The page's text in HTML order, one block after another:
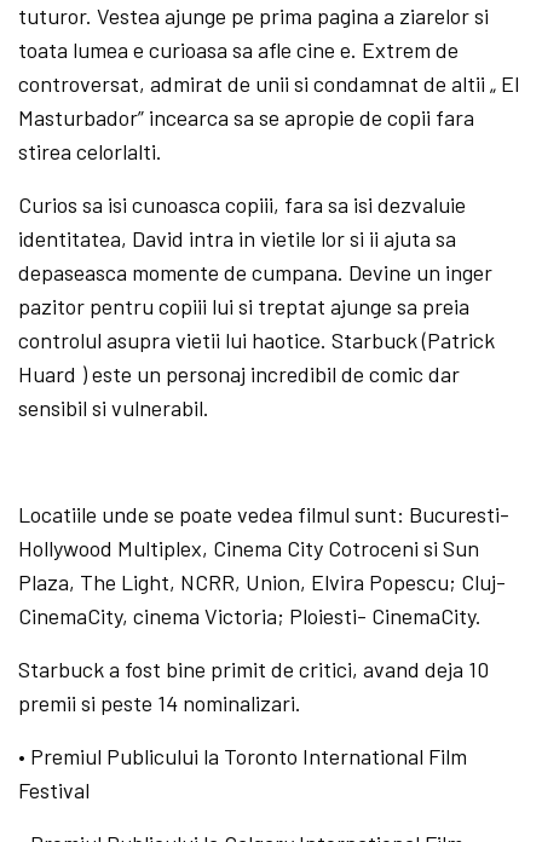
tuturor. Vestea ajunge pe prima pagina a ziarelor si
toata lumea e curioasa sa afle cine e. Extrem de
controversat, admirat de unii si condamnat de altii „ El
Masturbador” incearca sa se apropie de copii fara
stirea celorlalti.
Curios sa isi cunoasca copiii, fara sa isi dezvaluie
identitatea, David intra in vietile lor si ii ajuta sa
depaseasca momente de cumpana. Devine un inger
pazitor pentru copiii lui si treptat ajunge sa preia
controlul asupra vietii lui haotice. Starbuck (Patrick
Huard ) este un personaj incredibil de comic dar
sensibil si vulnerabil.
Locatiile unde se poate vedea filmul sunt: Bucuresti-
Hollywood Multiplex, Cinema City Cotroceni si Sun
Plaza, The Light, NCRR, Union, Elvira Popescu; Cluj-
CinemaCity, cinema Victoria; Ploiesti- CinemaCity.
Starbuck a fost bine primit de critici, avand deja 10
premii si peste 14 nominalizari.
• Premiul Publicului la Toronto International Film
Festival